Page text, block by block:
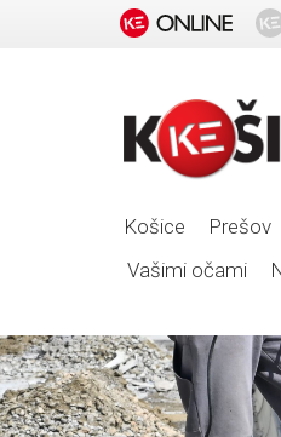
Košice Prešov
Vašimi očami